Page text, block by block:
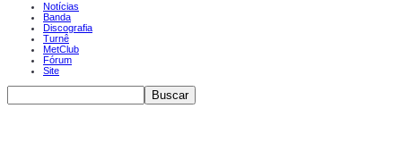
Notícias
Banda
Discografia
Turnê
MetClub
Fórum
Site